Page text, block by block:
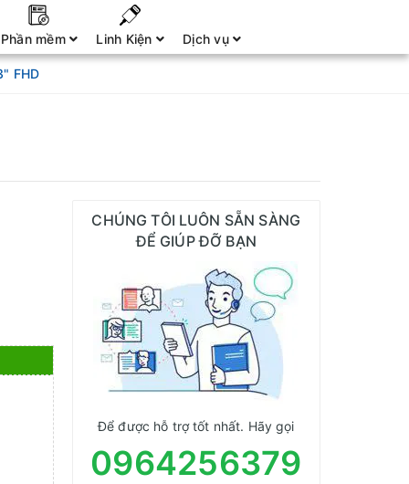
Phần mềm Linh Kiện Dịch vụ
FHD
CHÚNG TÔI LUÔN SẴN SÀNG
ĐỂ GIÚP ĐỠ BẠN
Để được hỗ trợ tốt nhất. Hãy gọi
0964256379